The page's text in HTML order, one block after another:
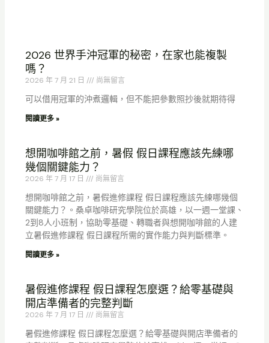
2026 世界手沖冠軍的秘密，在家也能複製
嗎？
2026 年 7 月 21 日 尚無留言
可以借用冠軍的沖煮邏輯，但不能把參數照抄後就期待得
閱讀更多 »
想開咖啡館之前，暑假 假日課程應該先練哪
幾個關鍵能力？
2026 年 7 月 17 日 尚無留言
想開咖啡館之前，暑假進修課程 假日課程應該先練哪幾個
關鍵能力？。桑卓咖啡研究學院位於高雄，以一週一堂課、
2到8人小班制，協助零基礎、轉職者與想開咖啡館的人建
立暑假進修課程 假日課程所需的實作能力與判斷標準。
閱讀更多 »
暑假進修課程 假日課程怎麼選？給零基礎與
開店準備者的完整判斷
2026 年 7 月 17 日 尚無留言
暑假進修課程 假日課程怎麼選？給零基礎與開店準備者的